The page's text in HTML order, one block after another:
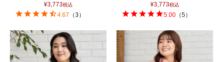
¥3,773税込
4.67 （3 ）
¥3,773税込
5.00 （5）